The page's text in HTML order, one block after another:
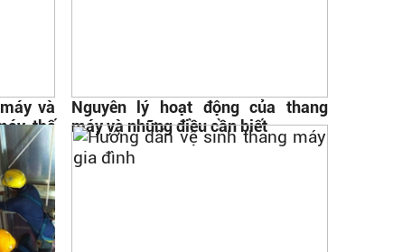
và
thế
Nguyên lý hoạt động của thang
máy và những điều cần biết